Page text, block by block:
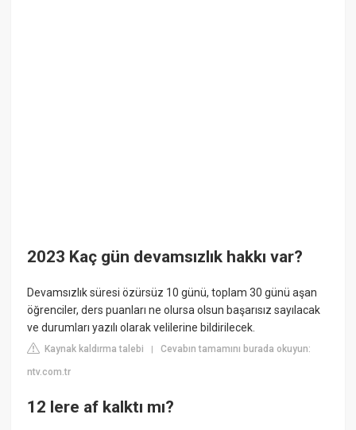
2023 Kaç gün devamsızlık hakkı var?
Devamsızlık süresi özürsüz 10 günü, toplam 30 günü aşan
öğrenciler, ders puanları ne olursa olsun başarısız sayılacak
ve durumları yazılı olarak velilerine bildirilecek.
Kaynak kaldırma talebi |Cevabın tamamını burada okuyun:
ntv.com.tr
12 lere af kalktı mı?